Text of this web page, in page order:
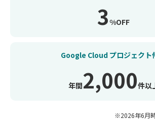
3%OFF
Google Cloud プロジェクト
年間2,000件以
※2026年6月